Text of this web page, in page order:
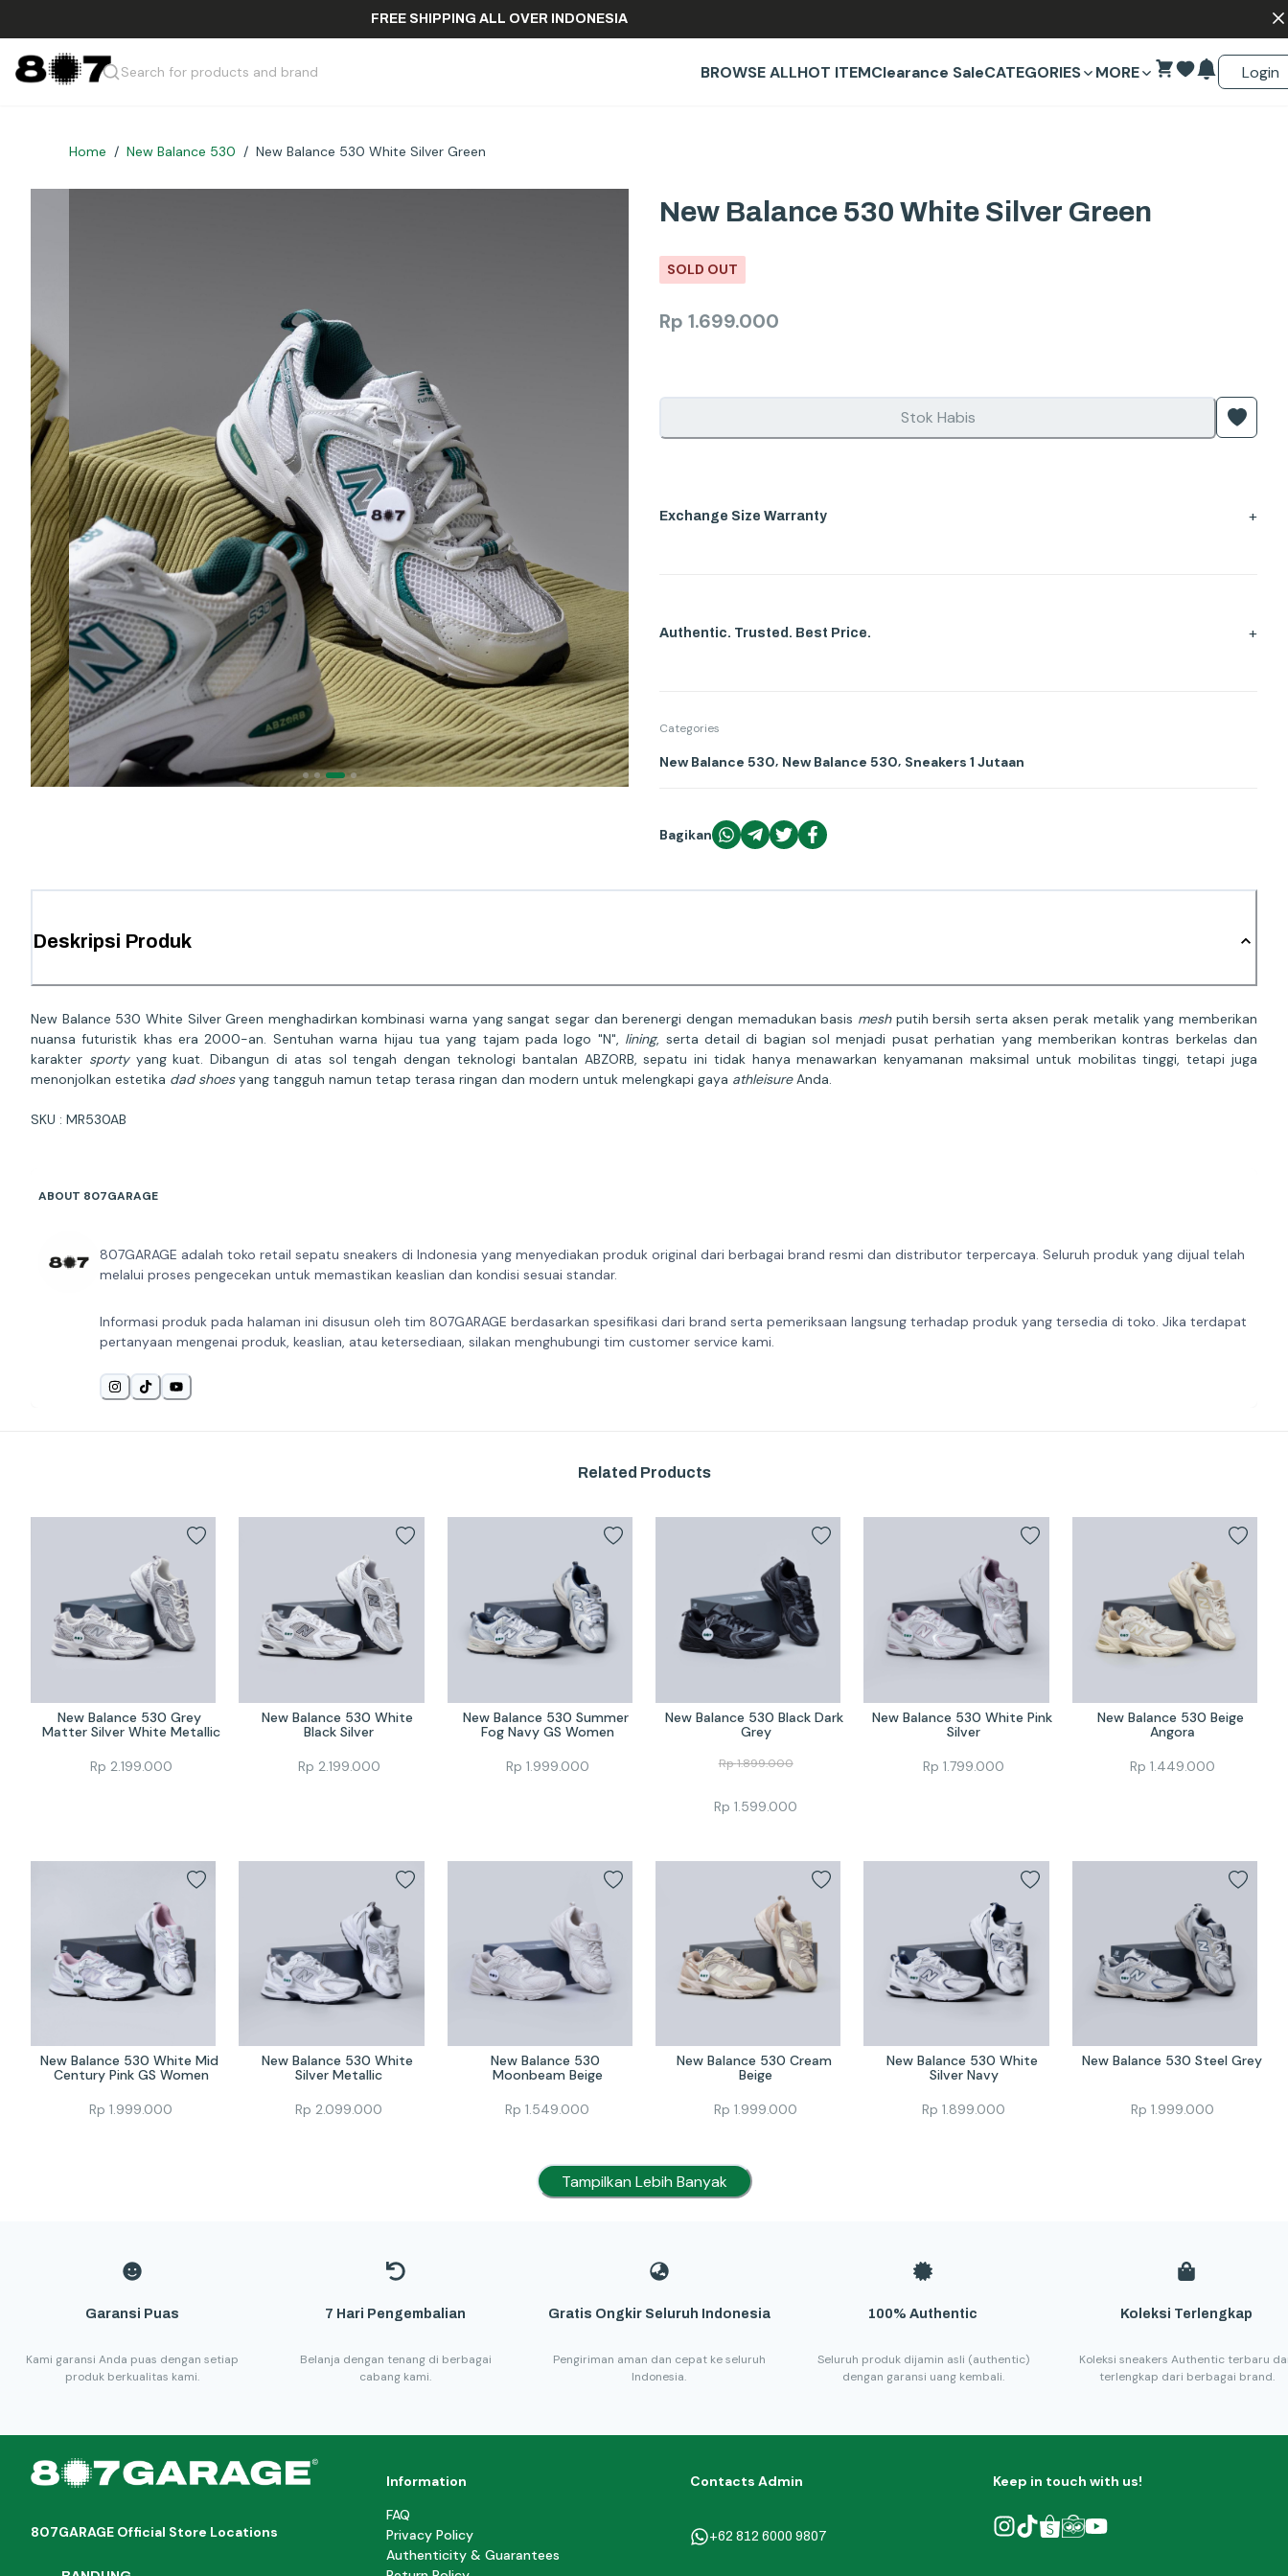
FREE SHIPPING ALL OVER INDONESIA
Search for products and brand BROWSE ALLHOT ITEMClearance SaleCATEGORIES MORE Login
Home / New Balance 530 / New Balance 530 White Silver Green
New Balance 530 White Silver Green
SOLD OUT
Rp 1.699.000
Stok Habis
Exchange Size Warranty +
Authentic. Trusted. Best Price. +
Categories
New Balance 530, New Balance 530, Sneakers 1 Jutaan
Bagikan
Deskripsi Produk
New Balance 530 White Silver Green menghadirkan kombinasi warna yang sangat segar dan berenergi dengan memadukan basis meshputih bersih serta aksen perak metalik yang memberikan
nuansa futuristik khas era 2000-an. Sentuhan warna hijau tua yang tajam pada logo "N", lining, serta detail di bagian sol menjadi pusat perhatian yang memberikan kontras berkelas dan
karakter sportyyang kuat. Dibangun di atas sol tengah dengan teknologi bantalan ABZORB, sepatu ini tidak hanya menawarkan kenyamanan maksimal untuk mobilitas tinggi, tetapi juga
menonjolkan estetika dad shoesyang tangguh namun tetap terasa ringan dan modern untuk melengkapi gaya athleisureAnda.
SKU : MR530AB
ABOUT 807GARAGE
807GARAGE adalah toko retail sepatu sneakers di Indonesia yang menyediakan produk original dari berbagai brand resmi dan distributor terpercaya. Seluruh produk yang dijual telah
melalui proses pengecekan untuk memastikan keaslian dan kondisi sesuai standar.
Informasi produk pada halaman ini disusun oleh tim 807GARAGE berdasarkan spesifikasi dari brand serta pemeriksaan langsung terhadap produk yang tersedia di toko. Jika terdapat
pertanyaan mengenai produk, keaslian, atau ketersediaan, silakan menghubungi tim customer service kami.
Related Products
New Balance 530 Grey
Matter Silver White Metallic
Rp 2.199.000
New Balance 530 White
Black Silver
Rp 2.199.000
New Balance 530 Summer
Fog Navy GS Women
Rp 1.999.000
New Balance 530 Black Dark
Grey
Rp1.899.000
Rp1.599.000
New Balance 530 White Pink
Silver
Rp1.799.000
New Balance 530 Beige
Angora
Rp 1.449.000
New Balance 530 White Mid
Century Pink GS Women
Rp1.999.000
New Balance 530 White
Silver Metallic
Rp 2.099.000
New Balance 530
Moonbeam Beige
Rp1.549.000
New Balance 530 Cream
Beige
Rp1.999.000
New Balance 530 White
Silver Navy
Rp1.899.000
New Balance 530 Steel Grey
Rp 1.999.000
Tampilkan Lebih Banyak
Garansi Puas
Kami garansi Anda puas dengan setiap
produk berkualitas kami.
7 Hari Pengembalian
Belanja dengan tenang di berbagai
cabang kami.
Gratis Ongkir Seluruh Indonesia
Pengiriman aman dan cepat ke seluruh
Indonesia.
100% Authentic
Seluruh produk dijamin asli (authentic)
dengan garansi uang kembali.
Koleksi Terlengkap
Koleksi sneakers Authentic terbaru
terlengkap dari berbagai brand.
807GARAGE Official Store Locations
Information
FAQ
Privacy Policy
Authenticity & Guarantees
Contacts Admin
+62 812 6000 9807
Keep in touch with us!